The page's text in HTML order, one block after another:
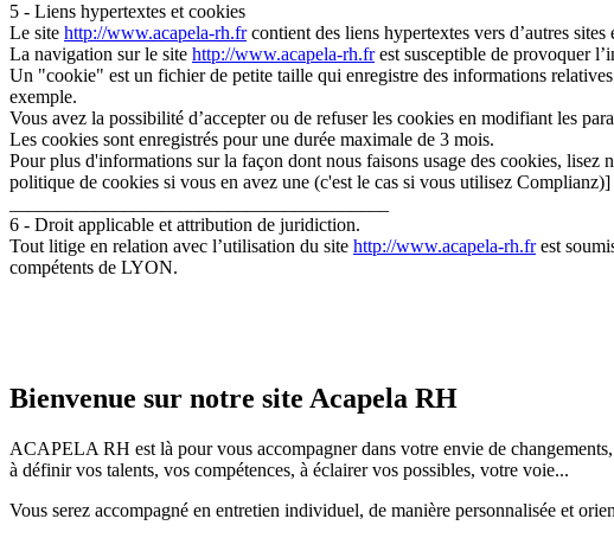
5 - Liens hypertextes et cookies
Le site http://www.acapela-rh.frcontient des liens hypertextes vers d’autres sites
La navigation sur le site http://www.acapela-rh.frest susceptible de provoquer
Un "cookie" est un fichier de petite taille qui enregistre des informations
exemple.
Vous avez la possibilité d’accepter ou de refuser les cookies en modifiant les
Les cookies sont enregistrés pour une durée maximale de 3 mois.
Pour plus d'informations sur la façon dont nous faisons usage des cookies, lisez
politique de cookies si vous en avez une (c'est le cas si vous utilisez Complianz)]
6 - Droit applicable et attribution de juridiction.
Tout litige en relation avec l’utilisation du site http://www.acapela-rh.frest
compétents de LYON.
Bienvenue sur notre site Acapela RH
ACAPELA RH est là pour vous accompagner dans votre envie de
à définir vos talents, vos compétences, à éclairer vos possibles, votre voie...
Vous serez accompagné en entretien individuel, de manière personnalisée et